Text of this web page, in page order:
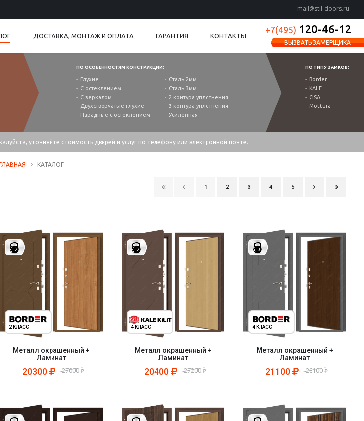
mail@stil-doors.ru
ДОСТАВКА, МОНТАЖ И ОПЛАТА ГАРАНТИЯ КОНТАКТЫ
+7(495) 120-46-12
ВЫЗВАТЬ ЗАМЕРЩИКА
ПО ОСОБЕННОСТЯМ КОНСТРУКЦИИ:
Глухие
С остеклением
С зеркалом
Двухстворчатые глухие
Парадные с остеклением
Сталь 2мм
Сталь 3мм
2 контура уплотнения
3 контура уплотнения
Усиленная
ПО ТИПУ ЗАМКОВ:
Border
KALE
CISA
Mottura
уточняйте стоимость дверей и услуг по телефону или электронной почте.
КАТАЛОГ
1 2 3 4 5
2 КЛАСС
Металл окрашенный +
Ламинат
20300 27000
4 КЛАСС
Металл окрашенный +
Ламинат
20400 27200
4 КЛАСС
Металл окрашенный +
Ламинат
21100 28100